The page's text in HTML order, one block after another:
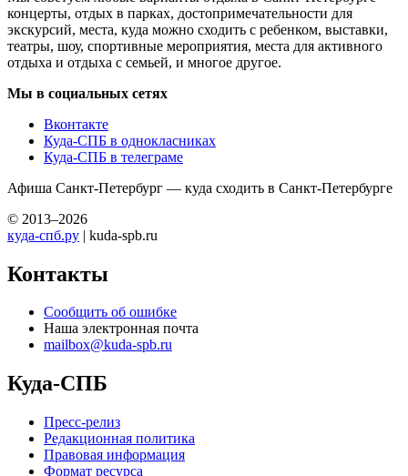
концерты, отдых в парках, достопримечательности для
экскурсий, места, куда можно сходить с ребенком, выставки,
театры, шоу, спортивные мероприятия, места для активного
отдыха и отдыха с семьей, и многое другое.
Мы в социальных сетях
Вконтакте
Куда-СПБ в однокласниках
Куда-СПБ в телеграме
Афиша Санкт-Петербург — куда сходить в Санкт-Петербурге
© 2013–2026
куда-спб.ру | kuda-spb.ru
Контакты
Сообщить об ошибке
Наша электронная почта
mailbox@kuda-spb.ru
Куда-СПБ
Пресс-релиз
Редакционная политика
Правовая информация
Формат ресурса